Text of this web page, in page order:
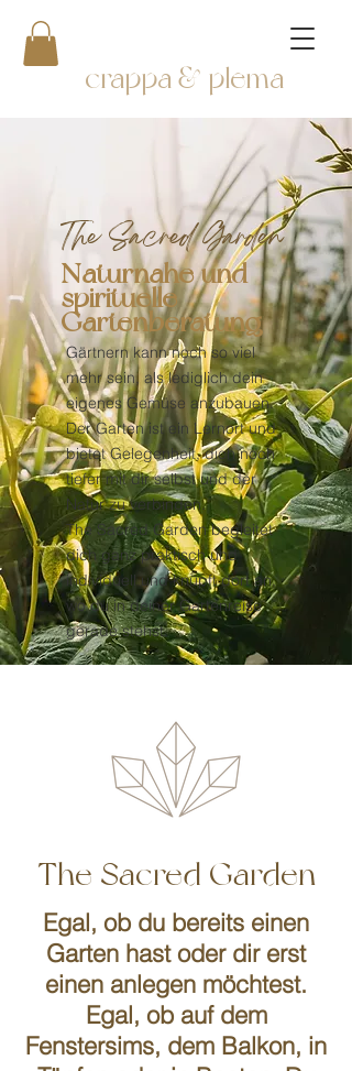
crappa & plema
The Sacred Garden
Naturnahe und
spirituelle
Gartenberatung
Gärtnern kann noch so viel
mehr sein, als lediglich dein
eigenes Gemüse anzubauen.
Der Garten ist ein Lernort und
bietet Gelegenheit, dich noch
tiefer mit dir selbst und der
Natur zu verbinden.
The Sacred Garden begleitet
dich ganz praktisch und
individuell und knüpft dort an,
wo du in deiner Gartenreise
gerade stehst.
The Sacred Garden
Egal, ob du bereits einen
Garten hast oder dir erst
einen anlegen möchtest.
Egal, ob auf dem
Fenstersims, dem Balkon, in